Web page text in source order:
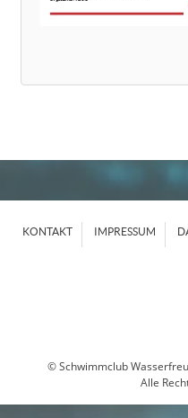
KONTAKT IMPRESSUM
© Schwimmclub
Alle